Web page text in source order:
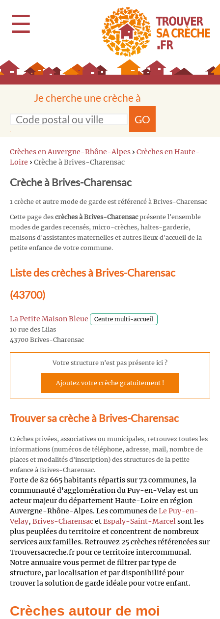
☰
Je cherche une crèche à
GO
Crèches en Auvergne-Rhône-Alpes › Crèches en Haute-
Loire › Crèche à Brives-Charensac
Crèche à Brives-Charensac
1 crèche et autre mode de garde est référencé à Brives-Charensac
Cette page des crèches à Brives-Charensacprésente l'ensemble
modes de gardes recensés, micro-crèches, haltes-garderie,
maisons d'assistantes maternelles et autres lieux d'accueil de la
petite enfance de votre commune.
Liste des crèches à Brives-Charensac
(43700)
La Petite Maison Bleue Centre multi-accueil
10 rue des Lilas
43700 Brives-Charensac
Votre structure n'est pas présente ici ?
Ajoutez votre crèche gratuitement !
Trouver sa crèche à Brives-Charensac
Crèches privées, associatives ou municipales, retrouvez toutes les
informations (numéros de téléphone, adresse, mail, nombre de
places et modalités d'inscription) des structures de la petite
enfance à Brives-Charensac.
Forte de 82 665 habitants répartis sur 72 communes, la
communauté d'agglomération du Puy-en-Velay est un
acteur majeur du département Haute-Loire en région
Auvergne-Rhône-Alpes. Les communes de Le Puy-en-
Velay, Brives-CharensacetEspaly-Saint-Marcelsont les
plus peuplées du territoire et concentrent de nombreux
services aux familles. Retrouvez 25 crèches référencées sur
Trouversacreche.fr pour ce territoire intercommunal.
Notre annuaire vous permet de filtrer par type de
structure, par localisation et par disponibilité pour
trouver la solution de garde idéale pour votre enfant.
Crèches autour de moi